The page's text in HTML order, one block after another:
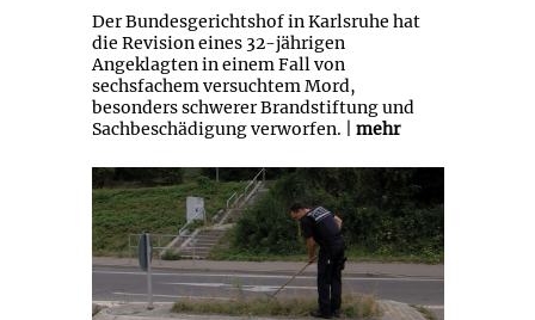
Der Bundesgerichtshof in Karlsruhe hat
die Revision eines 32-jährigen
Angeklagten in einem Fall von
sechsfachem versuchtem Mord,
besonders schwerer Brandstiftung und
Sachbeschädigung verworfen. | mehr
Nach mutmaßlichem Schuss:
Polizei sucht nach Spuren